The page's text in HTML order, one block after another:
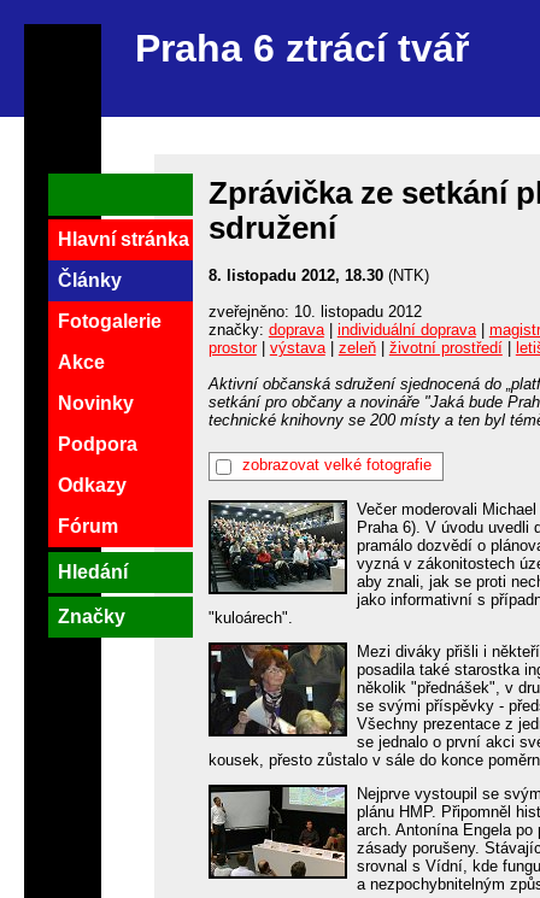
Praha 6 ztrácí tvář
Zprávička ze setkání
sdružení
8. listopadu 2012, 18.30(NTK)
zveřejněno: 10. listopadu 2012
značky: doprava| individuální doprava|
prostor| výstava| zeleň| životní prostředí|
Aktivní občanská sdružení sjednocená do
setkání pro občany a novináře "Jaká bude
technické knihovny se 200 místy a ten byl
zobrazovat velké fotografie
Večer moderovali
Praha 6). V úvodu uvedli
pramálo dozvědí o
vyzná v zákonitostech
aby znali, jak se proti
jako informativní s
"kuloárech".
Mezi diváky přišli i
posadila také starostka
několik "přednášek", v
se svými příspěvky -
Všechny prezentace z
se jednalo o první akci
kousek, přesto zůstalo v sále do konce
Nejprve vystoupil se
plánu HMP. Připomněl
arch. Antonína Engela
zásady porušeny.
srovnal s Vídní, kde
a nezpochybnitelným
Hlavní stránka
Články
Fotogalerie
Akce
Novinky
Podpora
Odkazy
Fórum
Hledání
Značky